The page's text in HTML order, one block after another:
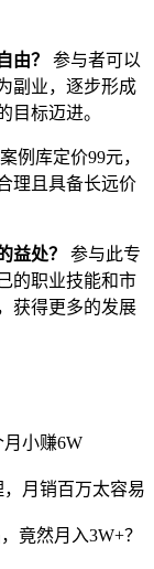
由？
参与者可以
副业，逐步形成
目标迈进。
例库定价99元，
理且具备长远价
益处？
参与此专
的职业技能和市
获得更多的发展
小赚6W
月销百万太容易
竟然月入3W+？